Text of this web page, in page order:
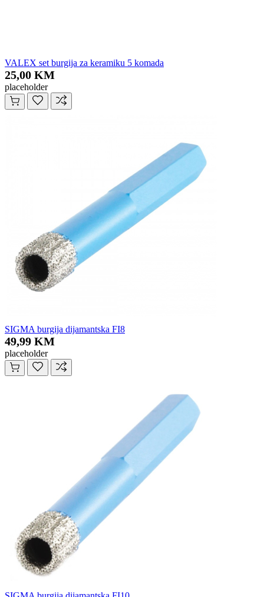
VALEX set burgija za keramiku 5 komada
25,00 KM
placeholder
SIGMA burgija dijamantska FI8
49,99 KM
placeholder